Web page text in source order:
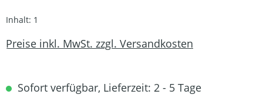
Inhalt: 1
Preise inkl. MwSt. zzgl. Versandkosten
Sofort verfügbar, Lieferzeit: 2 - 5 Tage